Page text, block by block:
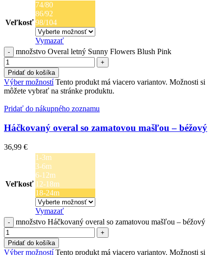
Veľkosť
74/80
86/92
98/104
Vymazať
množstvo Overal letný Sunny Flowers Blush Pink
Pridať do košíka
Výber možností Tento produkt má viacero variantov. Možnosti si
môžete vybrať na stránke produktu.
Pridať do nákupného zoznamu
Háčkovaný overal so zamatovou mašľou – béžový
36,99 €
Veľkosť
1-3m
3-6m
6-12m
12-18m
18-24m
Vymazať
množstvo Háčkovaný overal so zamatovou mašľou – béžový
Pridať do košíka
Výber možností Tento produkt má viacero variantov. Možnosti si